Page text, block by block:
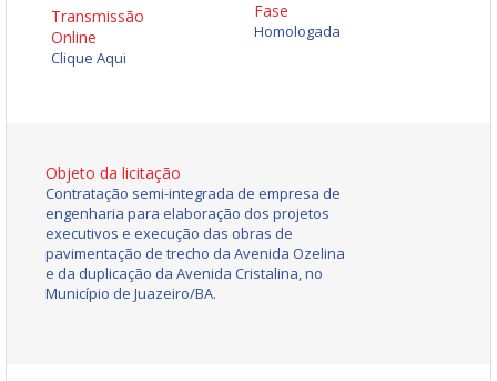
Transmissão
Online
Clique Aqui
Fase
Homologada
Objeto da licitação
Contratação semi-integrada de empresa de
engenharia para elaboração dos projetos
executivos e execução das obras de
pavimentação de trecho da Avenida Ozelina
e da duplicação da Avenida Cristalina, no
Município de Juazeiro/BA.